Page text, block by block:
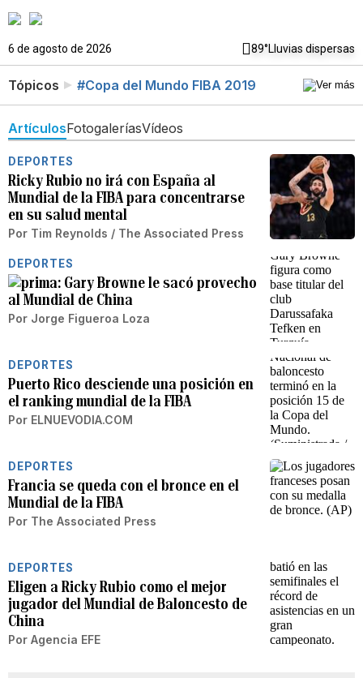
6 de agosto de 2026 89°Lluvias dispersas
Tópicos #Copa del Mundo FIBA 2019
ArtículosFotogaleríasVídeos
DEPORTES
Ricky Rubio no irá con España al
Mundial de la FIBA para concentrarse
en su salud mental
Por Tim Reynolds / The Associated Press
DEPORTES
Gary Browne le sacó provecho
al Mundial de China
Por Jorge Figueroa Loza
DEPORTES
Puerto Rico desciende una posición en
el ranking mundial de la FIBA
Por ELNUEVODIA.COM
DEPORTES
Francia se queda con el bronce en el
Mundial de la FIBA
Por The Associated Press
DEPORTES
Eligen a Ricky Rubio como el mejor
jugador del Mundial de Baloncesto de
China
Por Agencia EFE